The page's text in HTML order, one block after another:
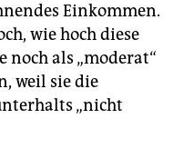
Einkommen.
wie hoch diese
noch als „moderat“
weil sie die
„nicht